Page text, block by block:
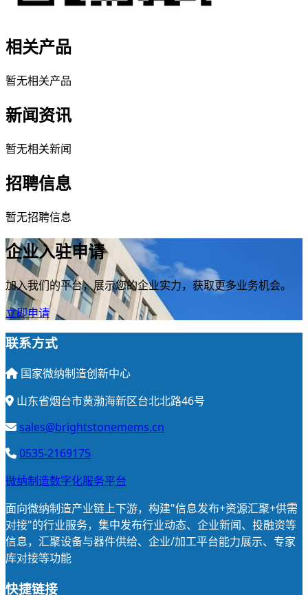
相关产品
暂无相关产品
新闻资讯
暂无相关新闻
招聘信息
暂无招聘信息
企业入驻申请
加入我们的平台，展示您的企业实力，获取更多业务机会。
立即申请
联系方式
国家微纳制造创新中心
山东省烟台市黄渤海新区台北北路46号
sales@brightstonemems.cn
0535-2169175
微纳制造数字化服务平台
面向微纳制造产业链上下游，构建"信息发布+资源汇聚+供需
对接"的行业服务，集中发布行业动态、企业新闻、投融资等
信息，汇聚设备与器件供给、企业/加工平台能力展示、专家
库对接等功能
快捷链接